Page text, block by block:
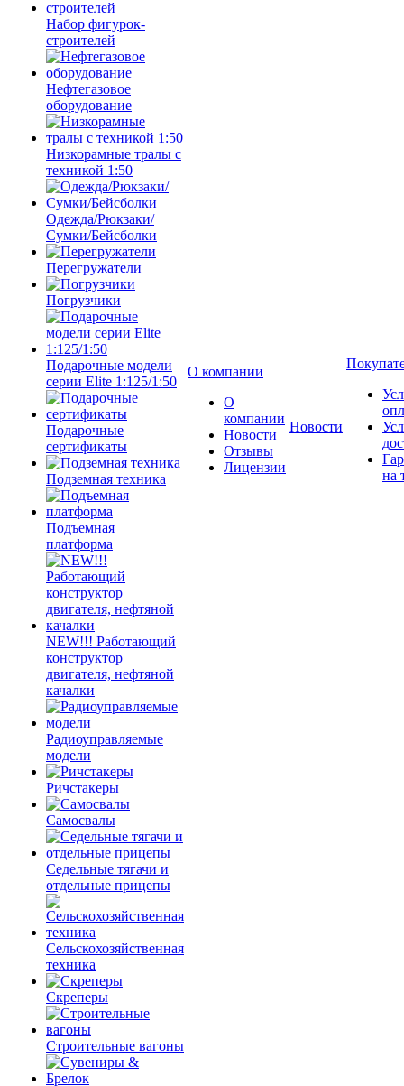
Набор фигурок-
строителей
Нефтегазовое
оборудование
Низкорамные тралы с
техникой 1:50
Одежда/Рюкзаки/
Сумки/Бейсболки
Перегружатели
Погрузчики
Подарочные модели
серии Elite 1:125/1:50
Подарочные
сертификаты
Подземная техника
Подъемная
платформа
NEW!!! Работающий
конструктор
двигателя, нефтяной
качалки
Радиоуправляемые
модели
Ричстакеры
Самосвалы
Седельные тягачи и
отдельные прицепы
Сельскохозяйственная
техника
Скреперы
Строительные вагоны
О компании
О
компании
Новости
Отзывы
Лицензии
Новости
на